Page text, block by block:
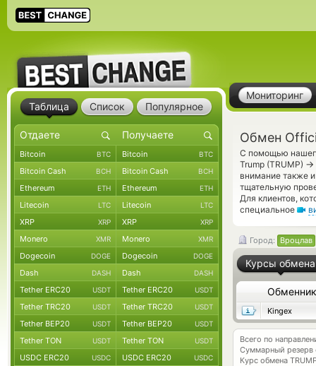
Мониторинг
Обмен
С помощью
Trump (TRUMP) →
внимание также
тщательную
Для клиентов,
специальное
Город: Вроцлав
Курсы обмена
Обменник
Kingex
Всего по
Суммарный резерв
Курс обмена
Таблица Список Популярное
Bitcoin BTC Bitcoin BTC
Bitcoin Cash BCH Bitcoin Cash BCH
Ethereum ETH Ethereum ETH
Litecoin LTC Litecoin LTC
XRP XRP XRP XRP
Monero XMR Monero XMR
Dogecoin DOGE Dogecoin DOGE
Dash DASH Dash DASH
Tether ERC20 USDT Tether ERC20 USDT
Tether TRC20 USDT Tether TRC20 USDT
Tether BEP20 USDT Tether BEP20 USDT
Tether TON USDT Tether TON USDT
USDC ERC20 USDC USDC ERC20 USDC